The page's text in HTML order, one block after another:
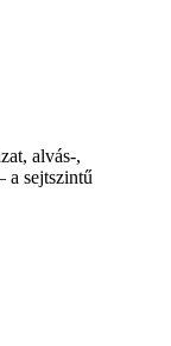
alvás-,
a sejtszintű